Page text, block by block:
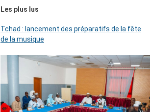
Les plus lus
Tchad : lancement des préparatifs de la fête
de la musique